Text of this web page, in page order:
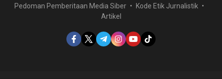
Pedoman Pemberitaan Media Siber
Kode Etik Jurnalistik
Artikel